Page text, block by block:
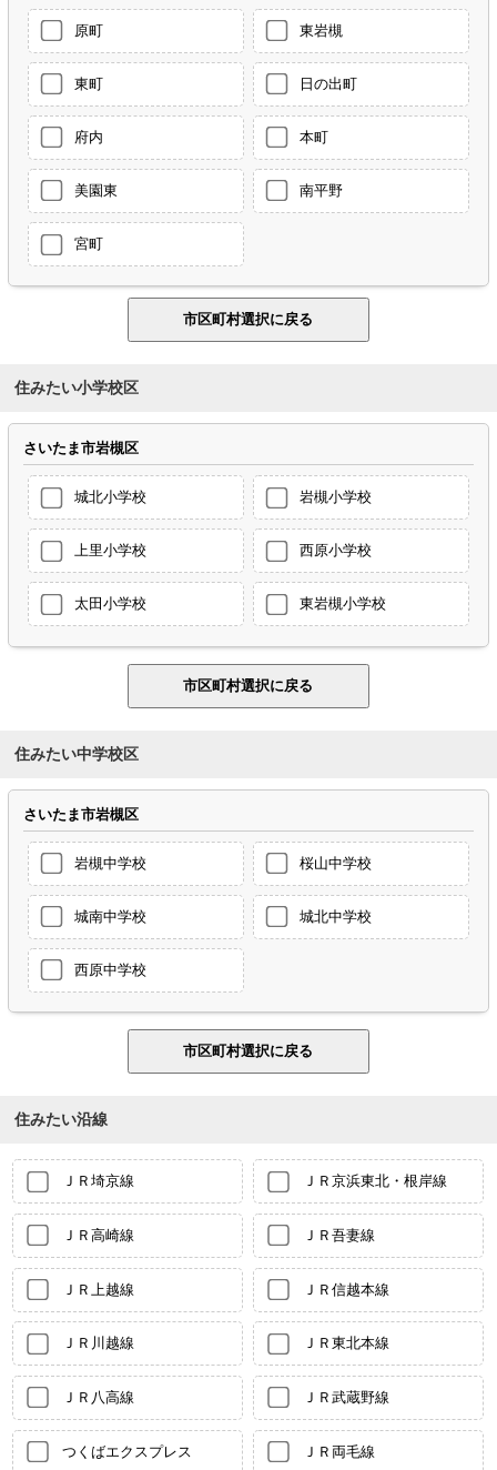
原町 東岩槻
東町 日の出町
府内 本町
美園東 南平野
宮町
住みたい小学校区
さいたま市岩槻区
城北小学校 岩槻小学校
上里小学校 西原小学校
太田小学校 東岩槻小学校
住みたい中学校区
さいたま市岩槻区
岩槻中学校 桜山中学校
城南中学校 城北中学校
西原中学校
住みたい沿線
ＪＲ埼京線 ＪＲ京浜東北・根岸線
ＪＲ高崎線 ＪＲ吾妻線
ＪＲ上越線 ＪＲ信越本線
ＪＲ川越線 ＪＲ東北本線
ＪＲ八高線 ＪＲ武蔵野線
つくばエクスプレス ＪＲ両毛線